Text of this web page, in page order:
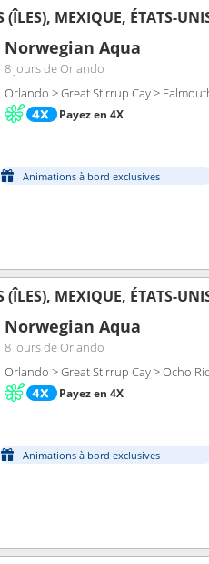
MEXIQUE, ÉTATS-
Norwegian Aqua
8 joursde Orlando
Orlando > Great Stirrup Cay >
Payez en 4X
Animations à bord exclusives
MEXIQUE, ÉTATS-
Norwegian Aqua
8 joursde Orlando
Orlando > Great Stirrup Cay > Ocho
Payez en 4X
Animations à bord exclusives